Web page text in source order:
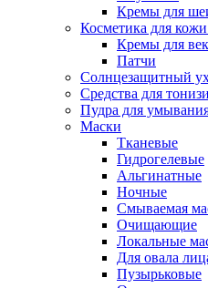
Кремы для
Косметика для кожи
Кремы для век
Патчи
Солнцезащитный
Средства для
Пудра для
Маски
Тканевые
Гидрогелевые
Альгинатные
Ночные
Смываемая
Очищающие
Локальные
Для овала
Пузырьковые